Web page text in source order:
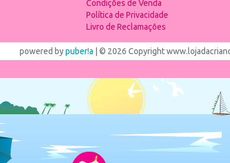
Condições de Venda
Política de Privacidade
Livro de Reclamações
powered bypuber!a | © 2026 Copyright